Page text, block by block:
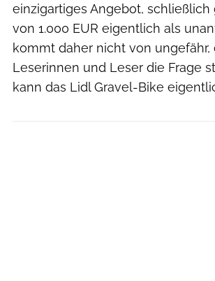
einzigartiges Angebot, schließlich
von 1.000 EUR eigentlich als
kommt daher nicht von ungefähr,
Leserinnen und Leser die Frage
kann das Lidl Gravel-Bike